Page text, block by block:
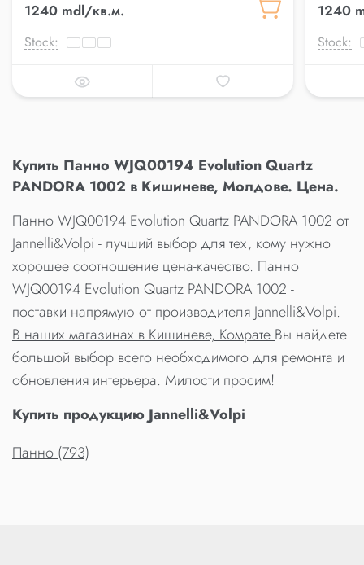
1240 mdl/кв.м.
Stock:
1240
Stock:
Купить Панно WJQ00194 Evolution Quartz
PANDORA 1002 в Кишиневе, Молдове. Цена.
Панно WJQ00194 Evolution Quartz PANDORA 1002 от
Jannelli&Volpi - лучший выбор для тех, кому нужно
хорошее соотношение цена-качество. Панно
WJQ00194 Evolution Quartz PANDORA 1002 -
поставки напрямую от производителя Jannelli&Volpi.
В наших магазинах в Кишиневе, Комрате Вы найдете
большой выбор всего необходимого для ремонта и
обновления интерьера. Милости просим!
Купить продукцию Jannelli&Volpi
Панно (793)